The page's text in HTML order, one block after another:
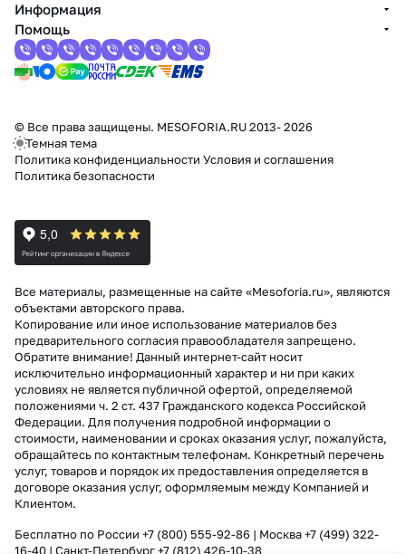
Информация
Помощь
© Все права защищены. MESOFORIA.RU 2013- 2026
Темная тема
Политика конфиденциальности Условия и соглашения
Политика безопасности
Все материалы, размещенные на сайте «Mesoforia.ru», являются
объектами авторского права.
Копирование или иное использование материалов без
предварительного согласия правообладателя запрещено.
Обратите внимание! Данный интернет-сайт носит
исключительно информационный характер и ни при каких
условиях не является публичной офертой, определяемой
положениями ч. 2 ст. 437 Гражданского кодекса Российской
Федерации. Для получения подробной информации о
стоимости, наименовании и сроках оказания услуг, пожалуйста,
обращайтесь по контактным телефонам. Конкретный перечень
услуг, товаров и порядок их предоставления определяется в
договоре оказания услуг, оформляемым между Компанией и
Клиентом.
Бесплатно по России +7 (800) 555-92-86 | Москва+7 (499) 322-
16-40 | Санкт-Петербург+7 (812) 426-10-38